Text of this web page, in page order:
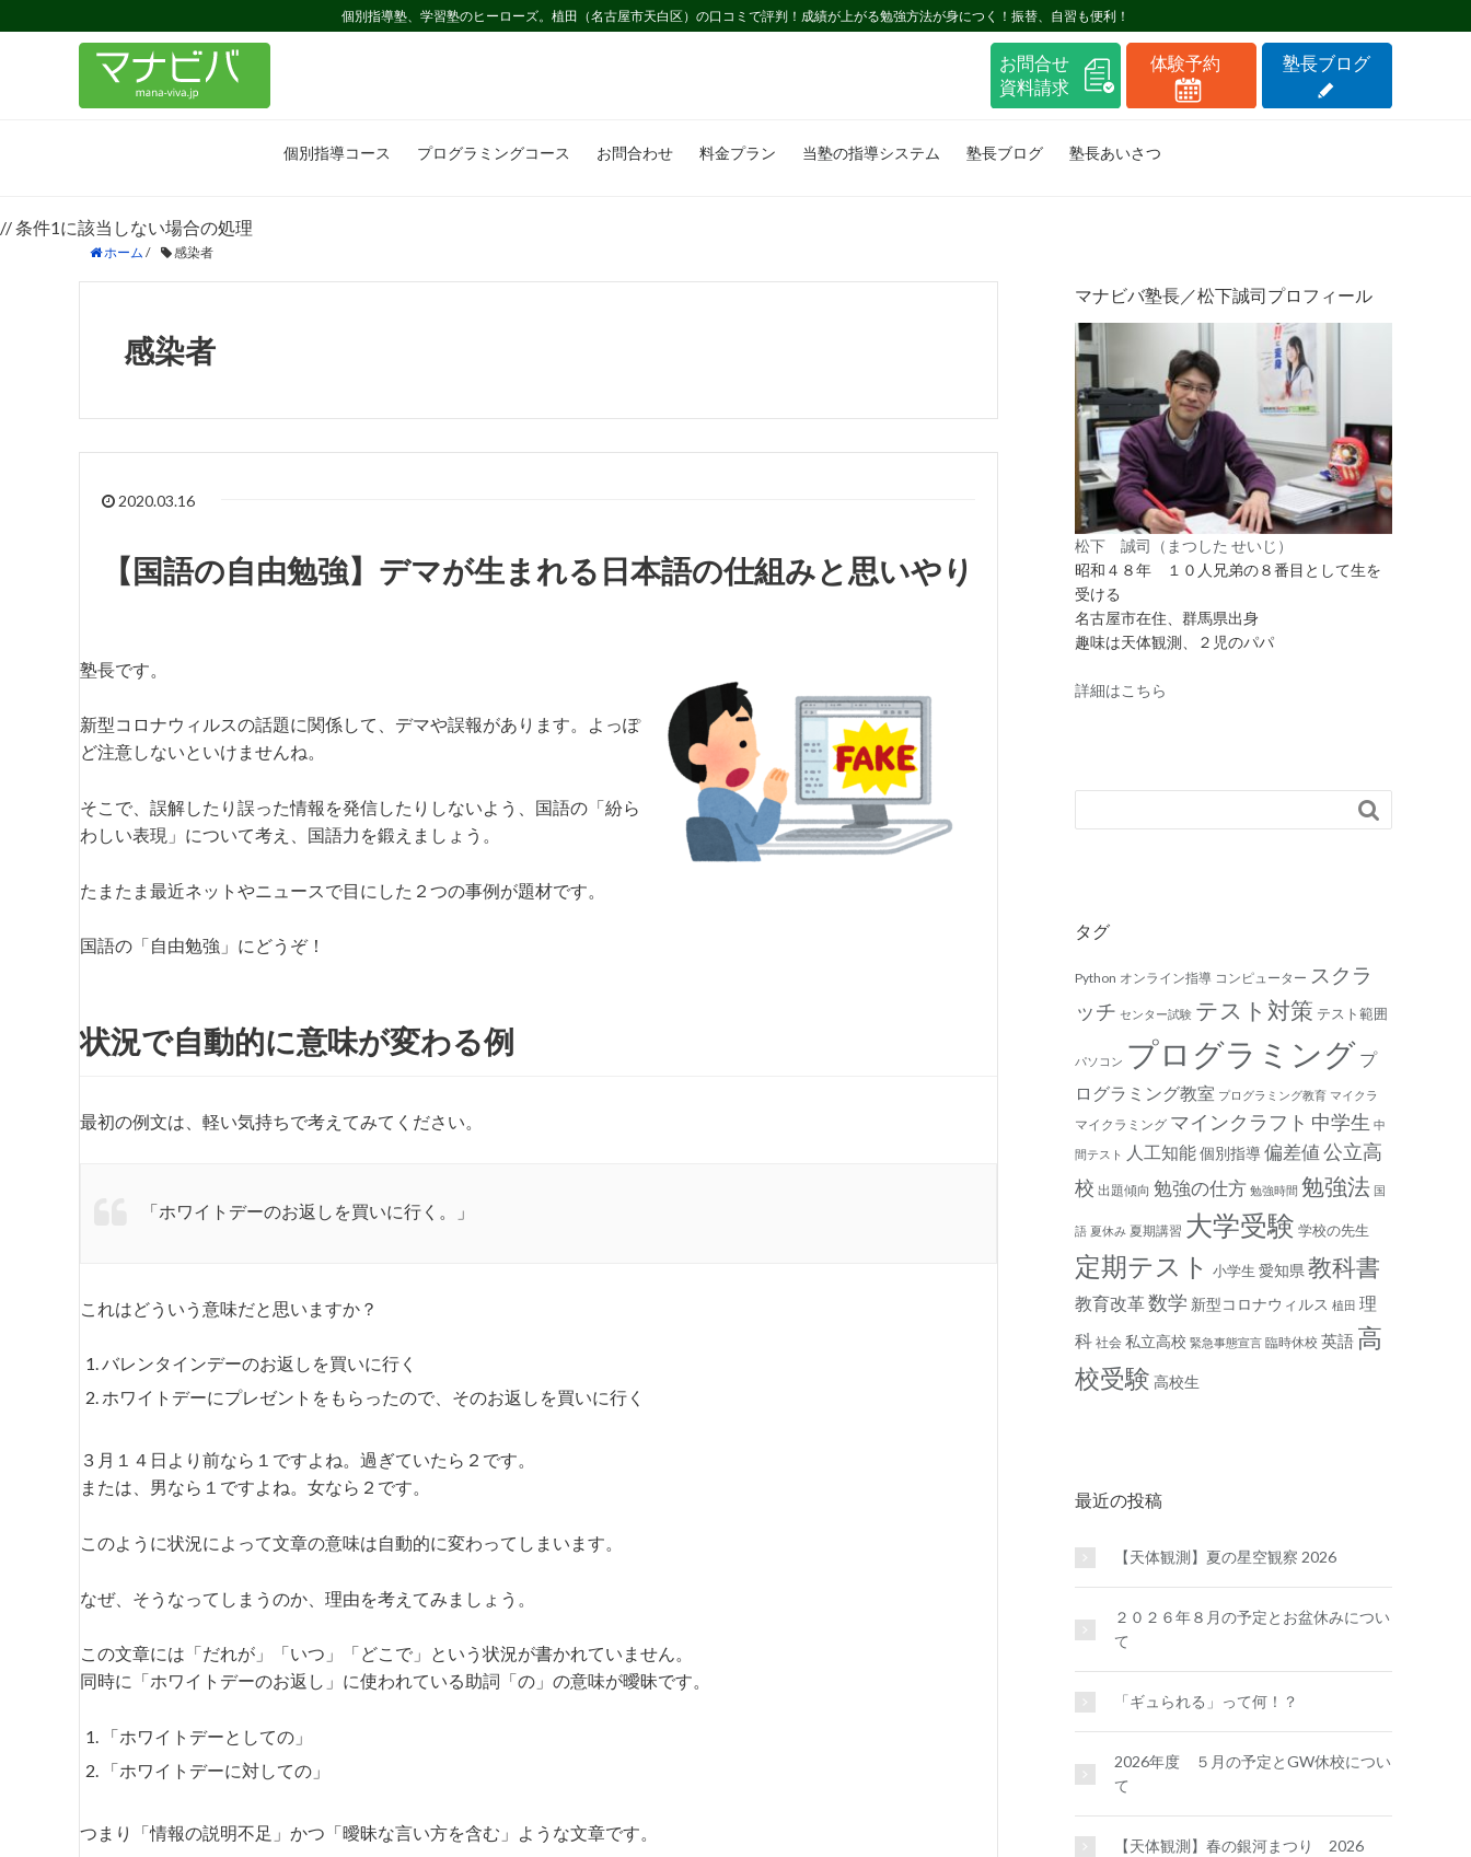
個別指導塾、学習塾のヒーローズ。植田（名古屋市天白区）の口コミで評判！成績が上がる勉強方法が身につく！振替、自習も便利！
個別指導コース プログラミングコース お問合わせ 料金プラン 当塾の指導システム 塾長ブログ 塾長あいさつ
// 条件1に該当しない場合の処理
ホーム / 感染者
感染者
2020.03.16
【国語の自由勉強】デマが生まれる日本語の仕組みと思いやり
塾長です。
新型コロナウィルスの話題に関係して、デマや誤報があります。よっぽ
ど注意しないといけませんね。
そこで、誤解したり誤った情報を発信したりしないよう、国語の「紛ら
わしい表現」について考え、国語力を鍛えましょう。
たまたま最近ネットやニュースで目にした２つの事例が題材です。
国語の「自由勉強」にどうぞ！
状況で自動的に意味が変わる例
最初の例文は、軽い気持ちで考えてみてください。
「ホワイトデーのお返しを買いに行く。」
これはどういう意味だと思いますか？
バレンタインデーのお返しを買いに行く
ホワイトデーにプレゼントをもらったので、そのお返しを買いに行く
３月１４日より前なら１ですよね。過ぎていたら２です。
または、男なら１ですよね。女なら２です。
このように状況によって文章の意味は自動的に変わってしまいます。
なぜ、そうなってしまうのか、理由を考えてみましょう。
この文章には「だれが」「いつ」「どこで」という状況が書かれていません。
同時に「ホワイトデーのお返し」に使われている助詞「の」の意味が曖昧です。
「ホワイトデーとしての」
「ホワイトデーに対しての」
つまり「情報の説明不足」かつ「曖昧な言い方を含む」ような文章です。
マナビバ塾長／松下誠司プロフィール
松下 誠司（まつした せいじ）
昭和４８年 １０人兄弟の８番目として生を
受ける
名古屋市在住、群馬県出身
趣味は天体観測、２児のパパ
詳細はこちら

タグ
Python オンライン指導 コンピューター スクラ
ッチ センター試験 テスト対策 テスト範囲
パソコン プログラミング プ
ログラミング教室 プログラミング教育 マイクラ
マイクラミング マインクラフト 中学生 中
間テスト 人工知能個別指導偏差値 公立高
校 出題傾向 勉強の仕方 勉強時間 勉強法 国
語 夏休み 夏期講習 大学受験 学校の先生
定期テスト 小学生 愛知県 教科書
教育改革数学 新型コロナウィルス 植田 理
科 社会 私立高校 緊急事態宣言 臨時休校 英語 高
校受験 高校生
最近の投稿
【天体観測】夏の星空観察 2026
２０２６年８月の予定とお盆休みについ
て
「ギュられる」って何！？
2026年度 ５月の予定とGW休校につい
て
【天体観測】春の銀河まつり 2026